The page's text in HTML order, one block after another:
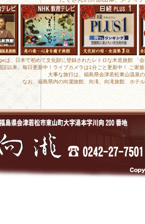
は、日本で初めて文化財に登録されたレトロな木造旅館
設以来、毎日更新中！ライブカメラは1分ごと更新中！ ご家
大事な旅行は、福島県会津若松東山温泉
なお、福島県内の向瀧旅館、向滝、向滝旅館、ホテ